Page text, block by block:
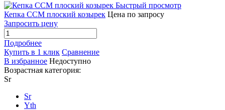
Быстрый просмотр
Кепка CCM плоский козырек Цена по запросу
Запросить цену
Подробнее
Купить в 1 клик Сравнение
В избранное Недоступно
Возрастная категория:
Sr
Sr
Yth